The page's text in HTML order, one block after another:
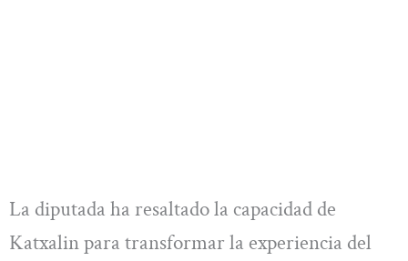
La diputada ha resaltado la capacidad de
Katxalin para transformar la experiencia del